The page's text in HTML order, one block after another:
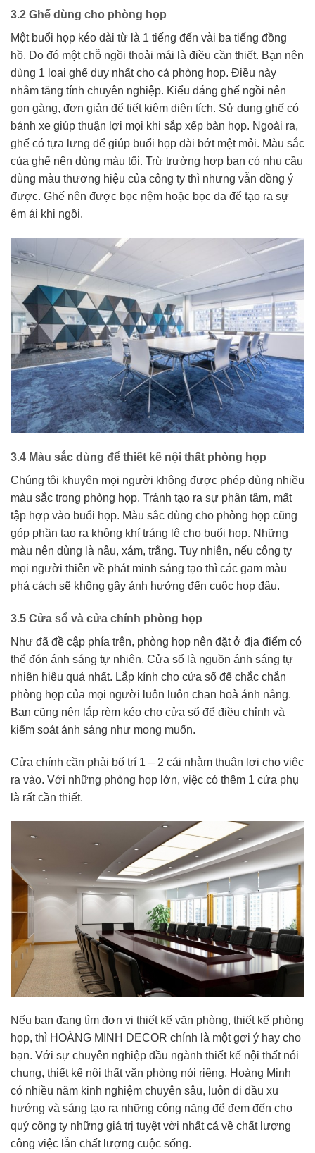
3.2 Ghế dùng cho phòng họp
Một buổi họp kéo dài từ là 1 tiếng đến vài ba tiếng đồng
hồ. Do đó một chỗ ngồi thoải mái là điều cần thiết. Bạn nên
dùng 1 loại ghế duy nhất cho cả phòng họp. Điều này
nhằm tăng tính chuyên nghiệp. Kiểu dáng ghế ngồi nên
gọn gàng, đơn giản để tiết kiệm diện tích. Sử dụng ghế có
bánh xe giúp thuận lợi mọi khi sắp xếp bàn họp. Ngoài ra,
ghế có tựa lưng để giúp buổi họp dài bớt mệt mỏi. Màu sắc
của ghế nên dùng màu tối. Trừ trường hợp bạn có nhu cầu
dùng màu thương hiệu của công ty thì nhưng vẫn đồng ý
được. Ghế nên được bọc nệm hoặc bọc da để tạo ra sự
êm ái khi ngồi.
3.4 Màu sắc dùng để thiết kế nội thất phòng họp
Chúng tôi khuyên mọi người không được phép dùng nhiều
màu sắc trong phòng họp. Tránh tạo ra sự phân tâm, mất
tập hợp vào buổi họp. Màu sắc dùng cho phòng họp cũng
góp phần tạo ra không khí tráng lệ cho buổi họp. Những
màu nên dùng là nâu, xám, trắng. Tuy nhiên, nếu công ty
mọi người thiên về phát minh sáng tạo thì các gam màu
phá cách sẽ không gây ảnh hưởng đến cuộc họp đâu.
3.5 Cửa sổ và cửa chính phòng họp
Như đã đề cập phía trên, phòng họp nên đặt ở địa điểm có
thể đón ánh sáng tự nhiên. Cửa sổ là nguồn ánh sáng tự
nhiên hiệu quả nhất. Lắp kính cho cửa sổ để chắc chắn
phòng họp của mọi người luôn luôn chan hoà ánh nắng.
Bạn cũng nên lắp rèm kéo cho cửa sổ để điều chỉnh và
kiểm soát ánh sáng như mong muốn.
Cửa chính cần phải bố trí 1 – 2 cái nhằm thuận lợi cho việc
ra vào. Với những phòng họp lớn, việc có thêm 1 cửa phụ
là rất cần thiết.
Nếu bạn đang tìm đơn vị thiết kế văn phòng, thiết kế phòng
họp, thì HOÀNG MINH DECOR chính là một gợi ý hay cho
bạn. Với sự chuyên nghiệp đầu ngành thiết kế nội thất nói
chung, thiết kế nội thất văn phòng nói riêng, Hoàng Minh
có nhiều năm kinh nghiệm chuyên sâu, luôn đi đầu xu
hướng và sáng tạo ra những công năng để đem đến cho
quý công ty những giá trị tuyệt vời nhất cả về chất lượng
công việc lẫn chất lượng cuộc sống.